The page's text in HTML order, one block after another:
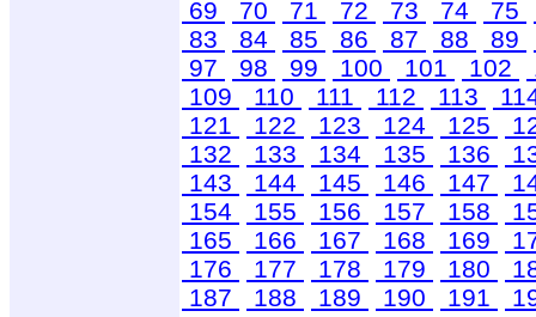
69
70 71 72 73 74 75
83
84 85 86 87 88 89
97
98 99 100 101 102
109
110 111 112 113
121
122 123 124 125
132
133 134 135 136
143
144 145 146 147
154
155 156 157 158
165
166 167 168 169
176
177 178 179 180
187
188 189 190 191